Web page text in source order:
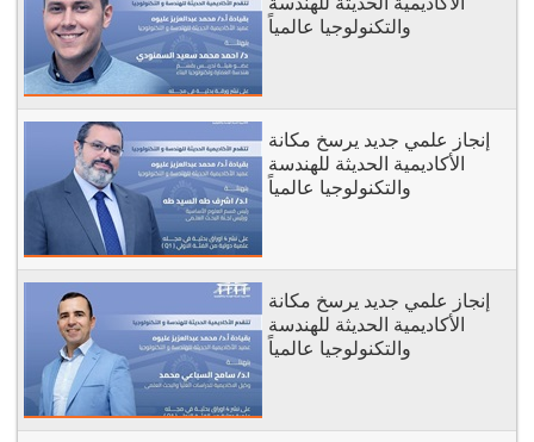
والتكنولوجيا عالمياً
إنجاز علمي جديد يرسخ مكانة
الأكاديمية الحديثة للهندسة
والتكنولوجيا عالمياً
إنجاز علمي جديد يرسخ مكانة
الأكاديمية الحديثة للهندسة
والتكنولوجيا عالمياً